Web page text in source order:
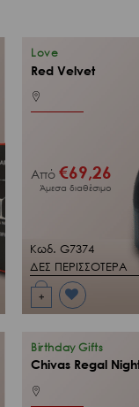
Προσθήκη
μου
+
Κωδ. G7374
ΔΕΣ ΠΕΡΙΣΣΟΤΕΡΑ
Love
Red Velvet
Από€69,26
Άμεσα διαθέσιμο
Birthday Gifts
Chivas Regal